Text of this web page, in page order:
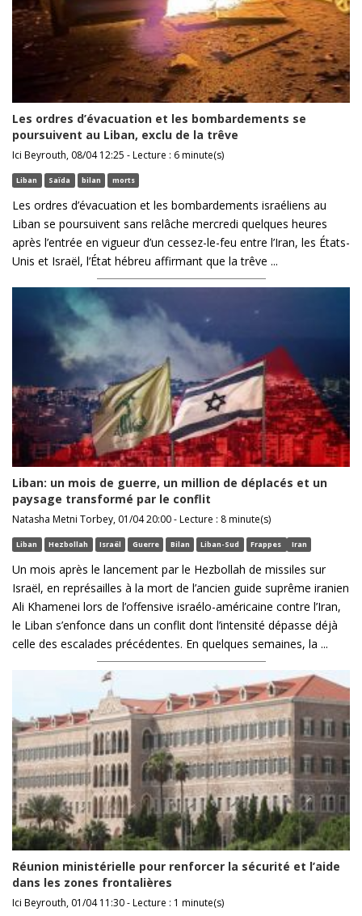
Les ordres d’évacuation et les bombardements se
poursuivent au Liban, exclu de la trêve
Ici Beyrouth, 08/04 12:25 - Lecture : 6 minute(s)
Liban Saïda bilan morts
Les ordres d’évacuation et les bombardements israéliens au
Liban se poursuivent sans relâche mercredi quelques heures
après l’entrée en vigueur d’un cessez-le-feu entre l’Iran, les États-
Unis et Israël, l’État hébreu affirmant que la trêve ...
Liban: un mois de guerre, un million de déplacés et un
paysage transformé par le conflit
Natasha Metni Torbey, 01/04 20:00 - Lecture : 8 minute(s)
Liban Hezbollah Israël Guerre Bilan Liban-Sud Frappes Iran
Un mois après le lancement par le Hezbollah de missiles sur
Israël, en représailles à la mort de l’ancien guide suprême iranien
Ali Khamenei lors de l’offensive israélo-américaine contre l’Iran,
le Liban s’enfonce dans un conflit dont l’intensité dépasse déjà
celle des escalades précédentes. En quelques semaines, la ...
Réunion ministérielle pour renforcer la sécurité et l’aide
dans les zones frontalières
Ici Beyrouth, 01/04 11:30 - Lecture : 1 minute(s)